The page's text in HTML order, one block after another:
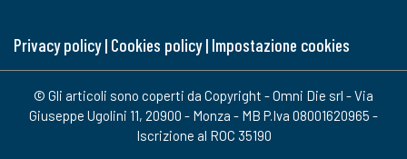
Privacy policy| Cookies policy| Impostazione cookies
© Gli articoli sono coperti da Copyright - Omni Die srl - Via
Giuseppe Ugolini 11, 20900 - Monza - MB P.Iva 08001620965 -
Iscrizione al ROC 35190